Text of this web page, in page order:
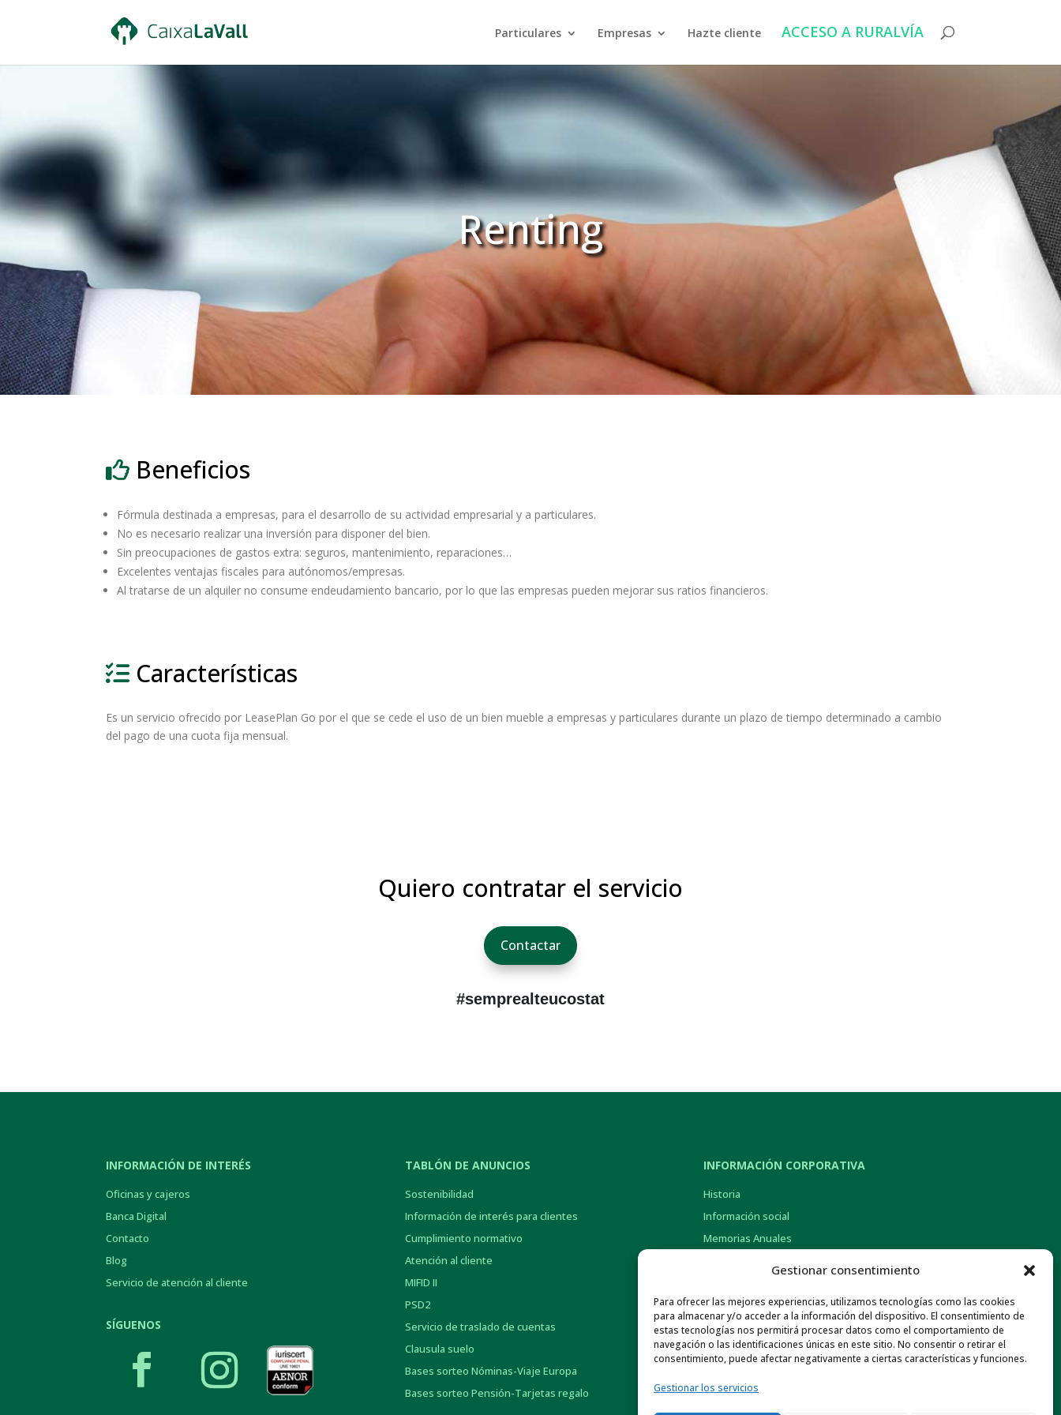
Gestionar consentimiento
Para ofrecer las mejores experiencias, utilizamos tecnologías como las cookies
para almacenar y/o acceder a la información del dispositivo. El consentimiento de
estas tecnologías nos permitirá procesar datos como el comportamiento de
navegación o las identificaciones únicas en este sitio. No consentir o retirar el
consentimiento, puede afectar negativamente a ciertas características y funciones.
Gestionar los servicios
Particulares Empresas Hazte cliente ACCESO A RURALVÍA
Renting
Beneficios
Fórmula destinada a empresas, para el desarrollo de su actividad empresarial y a particulares.
No es necesario realizar una inversión para disponer del bien.
Sin preocupaciones de gastos extra: seguros, mantenimiento, reparaciones…
Excelentes ventajas fiscales para autónomos/empresas.
Al tratarse de un alquiler no consume endeudamiento bancario, por lo que las empresas pueden mejorar sus ratios financieros.
Características
Es un servicio ofrecido por LeasePlan Go por el que se cede el uso de un bien mueble a empresas y particulares durante un plazo de tiempo determinado a cambio
del pago de una cuota fija mensual.
Quiero contratar el servicio
Contactar
#semprealteucostat
INFORMACIÓN DE INTERÉS
Oficinas y cajeros
Banca Digital
Contacto
Blog
Servicio de atención al cliente
SÍGUENOS
TABLÓN DE ANUNCIOS
Sostenibilidad
Información de interés para clientes
Cumplimiento normativo
Atención al cliente
MIFID II
PSD2
Servicio de traslado de cuentas
Clausula suelo
Bases sorteo Nóminas-Viaje Europa
Bases sorteo Pensión-Tarjetas regalo
INFORMACIÓN CORPORATIVA
Historia
Información social
Memorias Anuales
Normativa de Interés
Canal ético